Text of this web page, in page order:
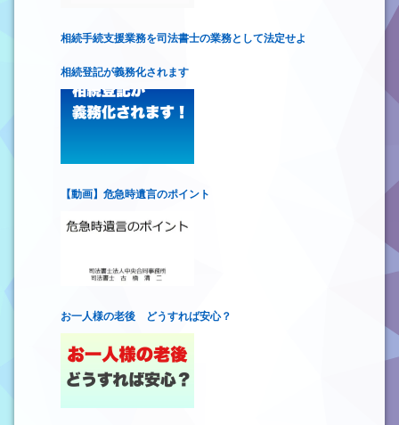
相続手続支援業務を司法書士の業務として法定せよ
相続登記が義務化されます
【動画】危急時遺言のポイント
お一人様の老後 どうすれば安心？